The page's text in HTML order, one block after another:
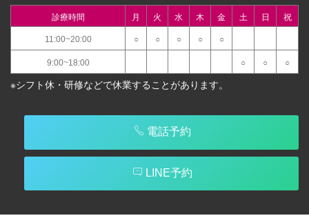
診療時間 月 火 水 木 金 土 日 祝
11:00~20:00 ○ ○ ○ ○ ○
9:00~18:00 ○ ○ ○
※シフト休・研修などで休業することがあります。
電話予約
LINE予約